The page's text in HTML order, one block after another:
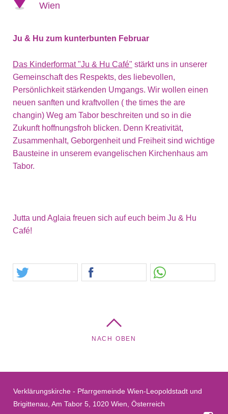
Wien
Ju & Hu zum kunterbunten Februar
Das Kinderformat "Ju & Hu Café" stärkt uns in unserer
Gemeinschaft des Respekts, des liebevollen,
Persönlichkeit stärkenden Umgangs. Wir wollen einen
neuen sanften und kraftvollen ( the times the are
changin) Weg am Tabor beschreiten und so in die
Zukunft hoffnungsfroh blicken. Denn Kreativität,
Zusammenhalt, Geborgenheit und Freiheit sind wichtige
Bausteine in unserem evangelischen Kirchenhaus am
Tabor.
Jutta und Aglaia freuen sich auf euch beim Ju & Hu
Café!
NACH OBEN
Verklärungskirche - Pfarrgemeinde Wien-Leopoldstadt und
Brigittenau, Am Tabor 5, 1020 Wien, Österreich